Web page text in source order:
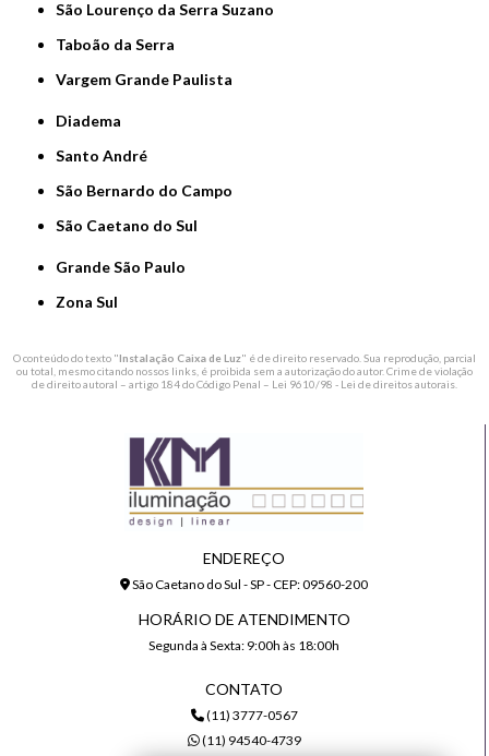
São Lourenço da Serra Suzano
Taboão da Serra
Vargem Grande Paulista
Diadema
Santo André
São Bernardo do Campo
São Caetano do Sul
Grande São Paulo
Zona Sul
O conteúdo do texto "Instalação Caixa de Luz" é de direito reservado. Sua reprodução, parcial
ou total, mesmo citando nossos links, é proibida sem a autorização do autor. Crime de violação
de direito autoral – artigo 184 do Código Penal – Lei 9610/98 - Lei de direitos autorais
ENDEREÇO
São Caetano do Sul - SP - CEP: 09560-200
HORÁRIO DE ATENDIMENTO
Segunda à Sexta: 9:00h às 18:00h
CONTATO
(11) 3777-0567
(11) 94540-4739